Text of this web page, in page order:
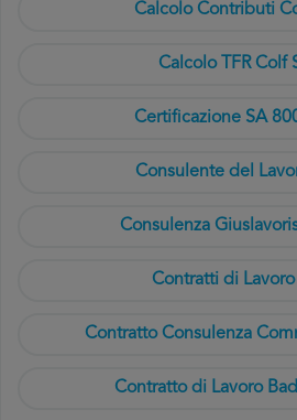
Calcolo Contributi
Calcolo TFR Colf
Certificazione SA
Consulente del
Consulenza
Contratti di Lavoro
Contratto Consulenza
Contratto di Lavoro